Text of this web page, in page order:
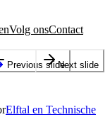
Volg onsContact
Elftal en Technische
Previous slideNext slide